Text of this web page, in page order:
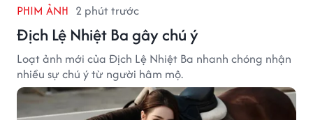
PHIM ẢNH 2 phút trước
Địch Lệ Nhiệt Ba gây chú ý
Loạt ảnh mới của Địch Lệ Nhiệt Ba nhanh chóng nhận
nhiều sự chú ý từ người hâm mộ.